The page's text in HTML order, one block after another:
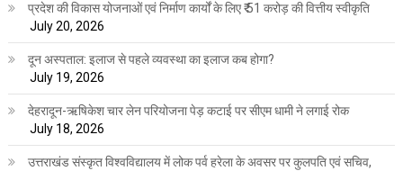
प्रदेश की विकास योजनाओं एवं निर्माण कार्यों के लिए ₹ 51 करोड़ की वित्तीय स्वीकृति
July 20, 2026
दून अस्पताल: इलाज से पहले व्यवस्था का इलाज कब होगा?
July 19, 2026
देहरादून-ऋषिकेश चार लेन परियोजना पेड़ कटाई पर सीएम धामी ने लगाई रोक
July 18, 2026
उत्तराखंड संस्कृत विश्वविद्यालय में लोक पर्व हरेला के अवसर पर कुलपति एवं सचिव,